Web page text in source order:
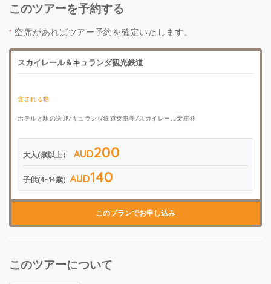
このツアーを予約する
* 空席があればツアー予約を確定いたします。
スカイレール＆キュランダ観光鉄道
含まれる物
ホテルと駅の送迎/キュランダ鉄道乗車券/スカイレール乗車券
大人(歳以上） AUD200
子供(4~14歳) AUD140
このプランでお申し込み
このツアーについて